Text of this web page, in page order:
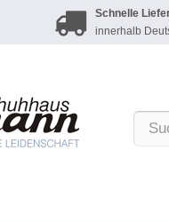
Schnelle
innerhalb